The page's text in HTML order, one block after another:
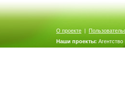
О проекте |
Наши проекты: